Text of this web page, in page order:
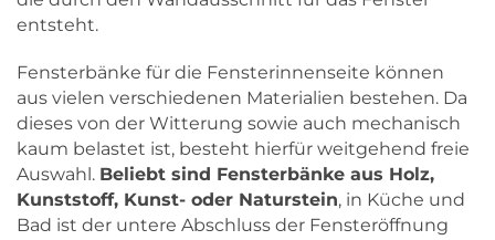
entsteht.
Fensterbänke für die Fensterinnenseite können
aus vielen verschiedenen Materialien bestehen. Da
dieses von der Witterung sowie auch mechanisch
kaum belastet ist, besteht hierfür weitgehend freie
Auswahl. Beliebt sind Fensterbänke aus Holz,
Kunststoff, Kunst- oder Naturstein, in Küche und
Bad ist der untere Abschluss der Fensteröffnung